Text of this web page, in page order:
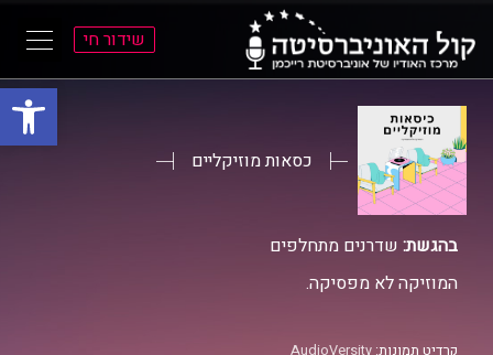
פתח
הראשי
הראשי
שידור חי
כסאות מוזיקליים
בהגשת: שדרנים מתחלפים
המוזיקה לא מפסיקה.
קרדיט תמונות: AudioVersity